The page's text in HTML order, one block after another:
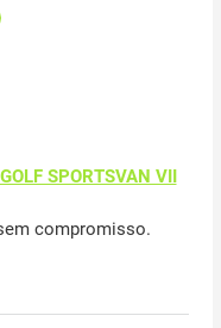
SPORTSVAN VII
compromisso.